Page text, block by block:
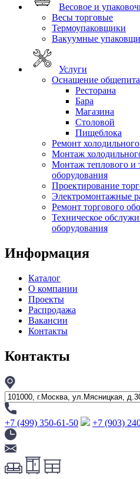
Весовое и
Весы торговые
Термоупаковщики
Вакуумные
Услуги
Оснащение общепита
Ресторана
Бара
Магазина
Столовой
Пищеблока
Ремонт
Монтаж
Монтаж теплового и
оборудования
Проектирование
Электромонтажные
Ремонт торгового
Техническое
оборудования
Информация
Каталог
О компании
Проекты
Распродажа
Вакансии
Контакты
Контакты
+7 (499) 350-61-50 +7 (903)